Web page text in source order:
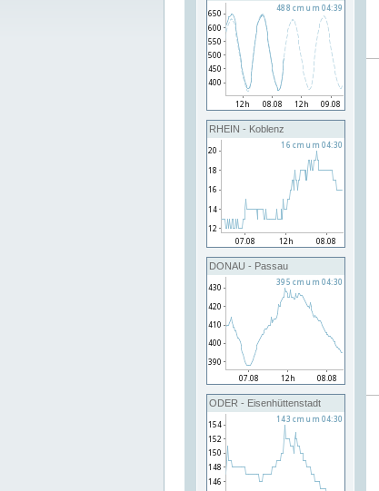
RHEIN - Koblenz
DONAU - Passau
ODER - Eisenhüttenstadt